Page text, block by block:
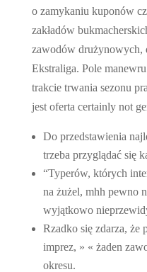
o zamykaniu kuponów
zakładów
zawodów drużynowych,
Ekstraliga. Pole
trakcie trwania sezonu
jest oferta certainly not
Do przedstawienia
trzeba przyglądać się
“Typerów, których
na żużel, mhh pewno
wyjątkowo
Rzadko się zdarza, że
imprez, » « żaden
okresu.